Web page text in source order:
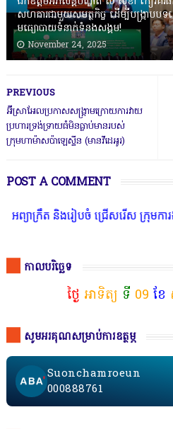
សហការជាមួយសមត្ថកិច្ច ដើម្បីបង្ក្រាបប
មធ្យោបាយទំនាក់ទំនងសង្គម!
November 24, 2025
PREVIOUS
អ៊ីស្រាអែលប្រកាសសង្រ្គាមក្រោយការវាយ
ប្រហារទ្រង់ទ្រាយធំមិនធ្លាប់មានរបស់
ក្រុមហាម៉ាសប៉ាឡេស្ទីន (មានវីដេអូរ)
POST A COMMENT
ងរៀបចំ ជ្រើសរើស ក្រុមការងារ នៅ
កាលបរិច្ឆេទ
ថ្ងៃ អាទិត្យ ទី 09 ខែ
សូមអរគុណសម្រាប់ការឧត្ថម្ភ
Suonchamroeun
000888761